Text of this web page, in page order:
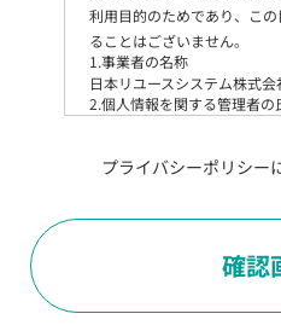
利用目的のためであり、こ
ることはございません。
1.事業者の名称
日本リユースシステム株式会
2.個人情報を関する管理者
連絡先：
当社は、お客様から収集さ
本サービスを提供する目的
供または以下に定める目的
プライバシーポリシー